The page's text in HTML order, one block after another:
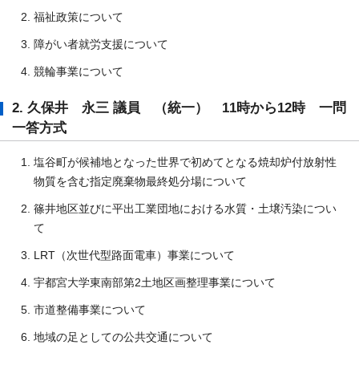
福祉政策について
障がい者就労支援について
競輪事業について
2. 久保井 永三 議員 （統一） 11時から12時 一問
一答方式
塩谷町が候補地となった世界で初めてとなる焼却炉付放射性
物質を含む指定廃棄物最終処分場について
篠井地区並びに平出工業団地における水質・土壌汚染につい
て
LRT（次世代型路面電車）事業について
宇都宮大学東南部第2土地区画整理事業について
市道整備事業について
地域の足としての公共交通について